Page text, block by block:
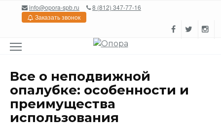
Перейтиinfo@opora-spb.ru
8 (812) 347-77-16
Заказать звонок
Все о неподвижной
опалубке: особенности и
преимущества
использования